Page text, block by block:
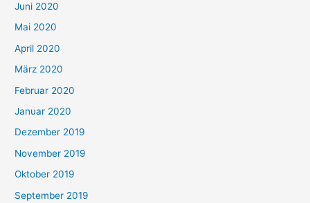
Juni 2020
Mai 2020
April 2020
März 2020
Februar 2020
Januar 2020
Dezember 2019
November 2019
Oktober 2019
September 2019